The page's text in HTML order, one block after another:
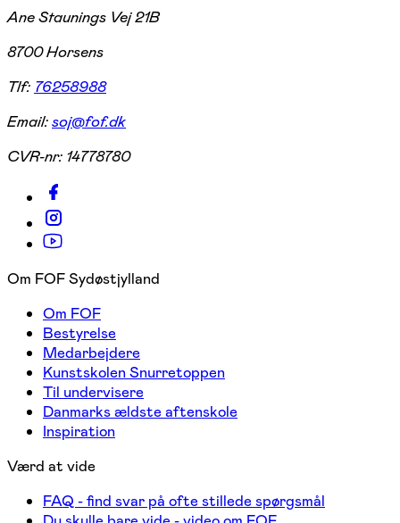
Ane Staunings Vej 21B
8700 Horsens
Tlf: 76258988
Email:soj@fof.dk
CVR-nr: 14778780
Om FOF Sydøstjylland
Om FOF
Bestyrelse
Medarbejdere
Kunstskolen Snurretoppen
Til undervisere
Danmarks ældste aftenskole
Inspiration
Værd at vide
FAQ - find svar på ofte stillede spørgsmål